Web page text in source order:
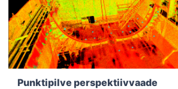
Punktipilve perspektiivvaade